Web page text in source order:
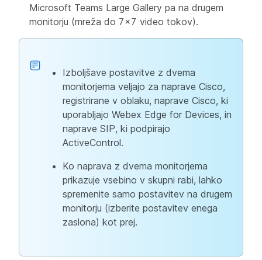
Microsoft Teams Large Gallery pa na drugem
monitorju (mreža do 7x7 video tokov).
Izboljšave postavitve z dvema
monitorjema veljajo za naprave Cisco,
registrirane v oblaku, naprave Cisco, ki
uporabljajo Webex Edge for Devices, in
naprave SIP, ki podpirajo
ActiveControl.
Ko naprava z dvema monitorjema
prikazuje vsebino v skupni rabi, lahko
spremenite samo postavitev na drugem
monitorju (izberite postavitev enega
zaslona) kot prej.